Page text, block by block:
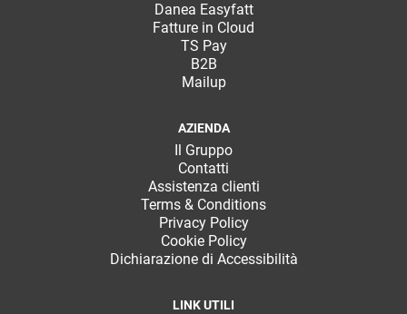
Danea Easyfatt
Fatture in Cloud
TS Pay
B2B
Mailup
AZIENDA
Il Gruppo
Contatti
Assistenza clienti
Terms & Conditions
Privacy Policy
Cookie Policy
Dichiarazione di Accessibilità
LINK UTILI